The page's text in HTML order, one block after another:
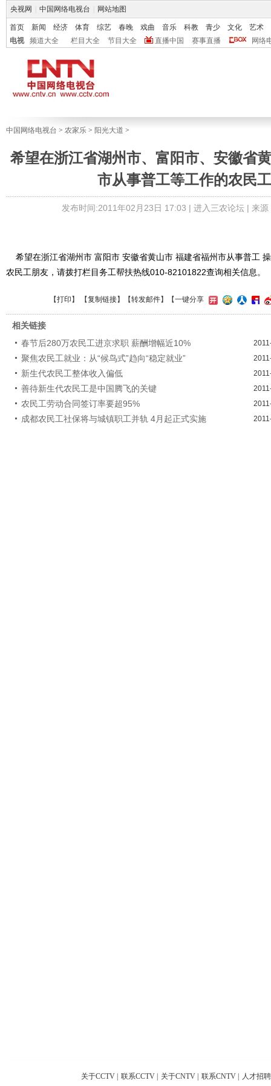
央视网 中国网络电视台 网站地图
首页 新闻 经济 体育 综艺 春晚 戏曲 音乐 科教 青少 文化
艺术
电视
频道大全 栏目大全 节目大全 直播中国 赛事直播 网络
中国网络电视台 > 农家乐 > 阳光大道 >
希望在浙江省湖州市、富阳市、安徽省
市从事普工等工作的农民
发布时间:2011年02月23日 17:03 | 进入三农论坛| 来源
希望在浙江省湖州市 富阳市 安徽省黄山市 福建省福州市从事普工
农民工朋友，请拨打栏目务工帮扶热线010-82101822查询相关信息。
【打印 】 【复制链接】【转发邮件】 【一键分享
相关链接
春节后280万农民工进京求职 薪酬增幅近10%
聚焦农民工就业：从“候鸟式”趋向“稳定就业”
新生代农民工整体收入偏低
善待新生代农民工是中国腾飞的关键
农民工劳动合同签订率要超95%
成都农民工社保将与城镇职工并轨 4月起正式实施
关于CCTV 联系CCTV 关于CNTV 联系CNTV 人才招聘